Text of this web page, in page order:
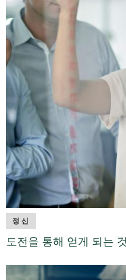
정신
도전을 통해 얻게 되는